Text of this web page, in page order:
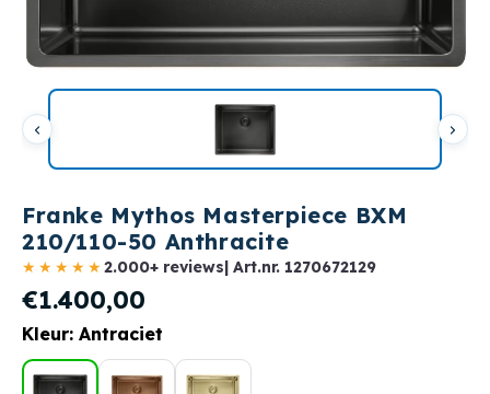
Franke Mythos Masterpiece BXM
210/110-50 Anthracite
★★★★★2.000+ reviews| Art.nr. 1270672129
€1.400,00
Kleur: Antraciet